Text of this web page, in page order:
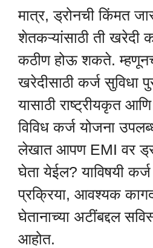
मात्र, ड्रोनची किंमत
शेतकऱ्यांसाठी ती खरेदी
कठीण होऊ शकते.
खरेदीसाठी कर्ज सुविधा
यासाठी राष्ट्रीयकृत
विविध कर्ज योजना
लेखात आपण EMI वर
घेता येईल? याविषयी कर्ज
प्रक्रिया, आवश्यक
घेतानाच्या अटींबद्दल
आहोत.